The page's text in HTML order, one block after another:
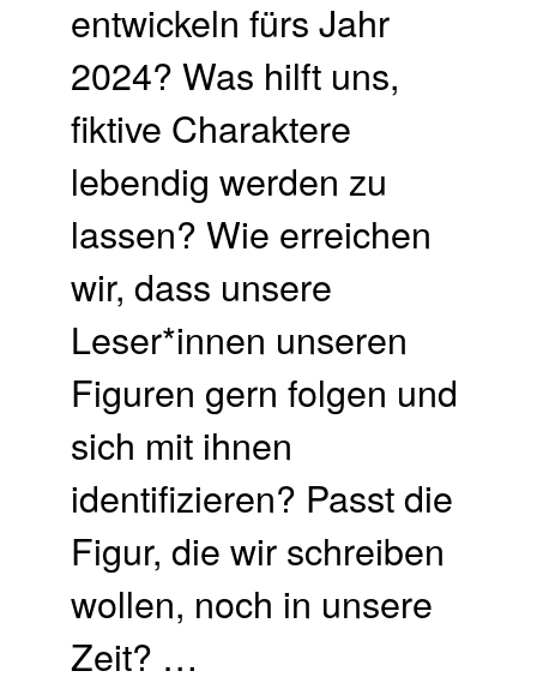
entwickeln fürs Jahr
2024? Was hilft uns,
fiktive Charaktere
lebendig werden zu
lassen? Wie erreichen
wir, dass unsere
Leser*innen unseren
Figuren gern folgen und
sich mit ihnen
identifizieren? Passt die
Figur, die wir schreiben
wollen, noch in unsere
Zeit? …